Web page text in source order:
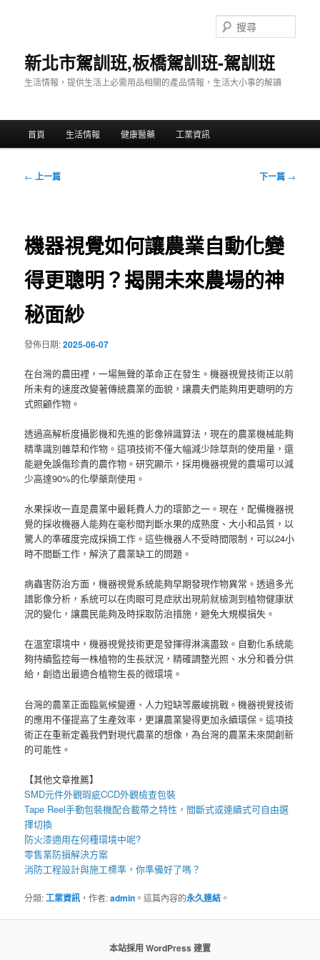
新北市駕訓班,板橋駕訓班-駕訓班
生活情報，提供生活上必需用品相關的產品情報，生活大小事的解讀
尋
首頁 生活情報 健康醫藥 工業資訊
文
← 上一篇 下一篇 →
機器視覺如何讓農業自動化變
得更聰明？揭開未來農場的神
秘面紗
發佈日期:2025-06-07
在台灣的農田裡，一場無聲的革命正在發生。機器視覺技術正以前
所未有的速度改變著傳統農業的面貌，讓農夫們能夠用更聰明的方
式照顧作物。
透過高解析度攝影機和先進的影像辨識算法，現在的農業機械能夠
精準識別雜草和作物。這項技術不僅大幅減少除草劑的使用量，還
能避免誤傷珍貴的農作物。研究顯示，採用機器視覺的農場可以減
少高達90%的化學藥劑使用。
水果採收一直是農業中最耗費人力的環節之一。現在，配備機器視
覺的採收機器人能夠在毫秒間判斷水果的成熟度、大小和品質，以
驚人的準確度完成採摘工作。這些機器人不受時間限制，可以24小
時不間斷工作，解決了農業缺工的問題。
病蟲害防治方面，機器視覺系統能夠早期發現作物異常。透過多光
譜影像分析，系統可以在肉眼可見症狀出現前就檢測到植物健康狀
況的變化，讓農民能夠及時採取防治措施，避免大規模損失。
在溫室環境中，機器視覺技術更是發揮得淋漓盡致。自動化系統能
夠持續監控每一株植物的生長狀況，精確調整光照、水分和養分供
給，創造出最適合植物生長的微環境。
台灣的農業正面臨氣候變遷、人力短缺等嚴峻挑戰。機器視覺技術
的應用不僅提高了生產效率，更讓農業變得更加永續環保。這項技
術正在重新定義我們對現代農業的想像，為台灣的農業未來開創新
的可能性。
【其他文章推薦】
SMD元件外觀瑕疵CCD外觀檢查包裝
Tape Reel手動包裝機配合載帶之特性，間斷式或連續式可自由選
擇切換
防火漆適用在何種環境中呢?
零售業防損解決方案
消防工程設計與施工標準，你準備好了嗎？
分類:工業資訊 ，作者:admin 。這篇內容的永久連結 。
本站採用 WordPress 建置